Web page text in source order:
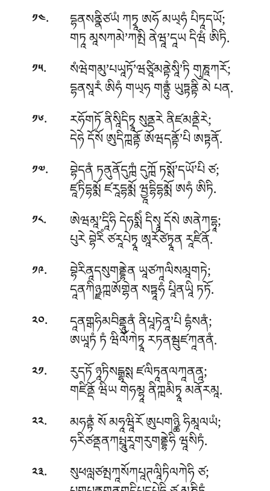
༡༤. དྷནསནྣིཙཡཾ ཀཏྭཱ ཨཧོ མཡ྄ཧཾ པིཏཱདཡོ;
གཏཱ མཱསཀམེ’ཀམྤི ནེཝཱ’དཱཡ དིཝཾ ཨིཏི.
༡༥. སཾཝེགམུ’པཡཱཏོ’ཝཙཱིམནྟེསཱི’ཏི གུཎཱཀརོ;
དྷནསཱརཾ ཨིཧཾ གཡ྄ཧ གནྟུཾ ཡུཏྟནྟི མེ པན.
༡༦. རཧོགཏོ ནིསཱིདིཏྭཱ སུནྡརེ ནིཛམནྡིརེ;
དེཧེ དོསོ ཨུདིཀྑནྟོ ཨོཝདནྟོ’པི ཨཏྟནོ.
༡༧. བྷེདནཾ ཏནུནོདུཀྑཾ དུཀྑོ ཏསྶོ’དཡོ’པི ཙ;
ཛཱཏིདྷམྨོ ཛརཱདྷམྨོ ཝྱཱདྷིདྷམྨོ ཨཧཾ ཨིཏི.
༡༨. ཨེཝམཱ’དཱིཧི དེཧསྨིཾ དིསྭཱ དོསེ ཨནེཀདྷཱ;
པུརེ བྷེརིཾ ཙརཱཔེཏྭཱ ཨཱརོཙེཏྭཱན རཱཛིནོ.
༡༩. བྷེརིནཱདསུགནྡྷེན ཡཱཙཀཱལིསམཱགཏེ;
དཱནཀིཉྫཀྑཨོགྷེན སཏྟཱཧཾ པཱིནཡཱི ཏཏོ.
༢༠. དཱནགྒཧིམབིནྡཱུནཾ ནིཔཱཏེནཱ’པི དྷཾསནཾ;
ཨཡཱཏཾ ཏཾ ཝིལོཀེཏྭཱ རཏནམྦུཛཀཱནནཾ.
༢༡. རུདཏོ ཉཱཏིསངྒྷསྶ ཛལིཏཱནལཀཱནནཱ;
གཛིནྡོ ཝིཡ གེཧམྷཱ ནིཀྑམིཏྭཱ མནོརམཱ.
༢༢. མཧནྟཾ སོ མཧཱཝཱིརོ ཨུཔགཉྪི ཧིམཱལཡཾ;
ཧརིཙནྡནཀཔྤཱུརཱགརུགནྡྷེཧི ཝཱསིཏཾ.
༢༣. སུཕལླཙམྤཀཱསོཀཔཱཊལཱིཏིལཀེཧི ཙ;